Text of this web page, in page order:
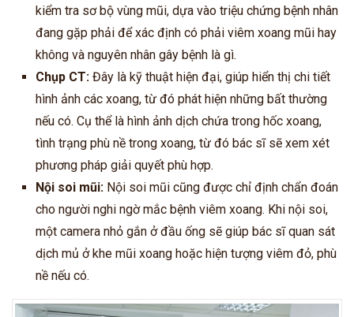
kiểm tra sơ bộ vùng mũi, dựa vào triệu chứng bệnh nhân
đang gặp phải để xác định có phải viêm xoang mũi hay
không và nguyên nhân gây bệnh là gì.
Chụp CT: Đây là kỹ thuật hiện đại, giúp hiển thị chi tiết
hình ảnh các xoang, từ đó phát hiện những bất thường
nếu có. Cụ thể là hình ảnh dịch chứa trong hốc xoang,
tình trạng phù nề trong xoang, từ đó bác sĩ sẽ xem xét
phương pháp giải quyết phù hợp.
Nội soi mũi: Nội soi mũi cũng được chỉ định chẩn đoán
cho người nghi ngờ mắc bệnh viêm xoang. Khi nội soi,
một camera nhỏ gắn ở đầu ống sẽ giúp bác sĩ quan sát
dịch mủ ở khe mũi xoang hoặc hiện tượng viêm đỏ, phù
nề nếu có.